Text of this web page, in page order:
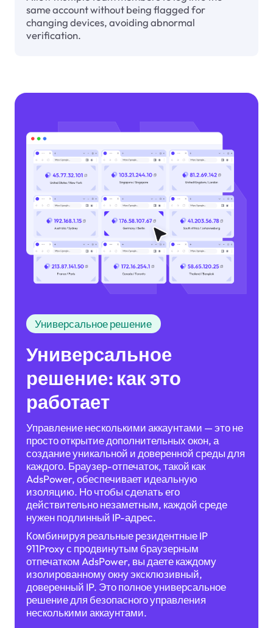
same account without being flagged for
changing devices, avoiding abnormal
verification.
Универсальное решение
Универсальное
решение: как это
работает
Управление несколькими аккаунтами — это не
просто открытие дополнительных окон, а
создание уникальной и доверенной среды для
каждого. Браузер-отпечаток, такой как
AdsPower, обеспечивает идеальную
изоляцию. Но чтобы сделать его
действительно незаметным, каждой среде
нужен подлинный IP-адрес.
Комбинируя реальные резидентные IP
911Proxy с продвинутым браузерным
отпечатком AdsPower, вы даете каждому
изолированному окну эксклюзивный,
доверенный IP. Это полное универсальное
решение для безопасного управления
несколькими аккаунтами.